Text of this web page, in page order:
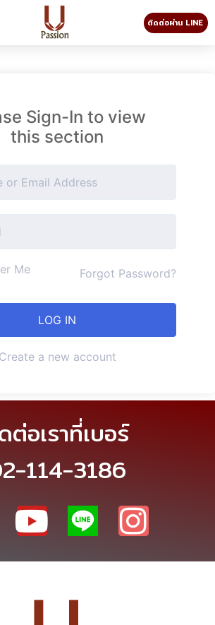
ติดต่อผ่าน LINE
Sign-In to view
this section
Me Forgot Password?
Create a new account
ต่อเราที่เบอร์
114-3186